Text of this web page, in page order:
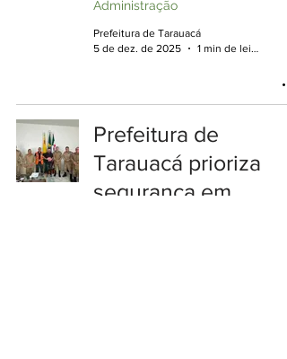
Administração
Prefeitura de Tarauacá
5 de dez. de 2025
Prefeitura de
Tarauacá prioriza
segurança em